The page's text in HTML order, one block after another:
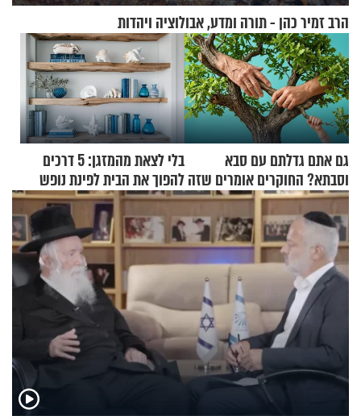
הרב זמיר כהן - תורה ומדע, אבולוציה ויהדות
גם אתם גדלתם עם סבא
וסבתא? החוקרים אומרים שזה
מתכון מנצח
בלי לצאת מהמזגן: 5 דרכים
להפוך את הבית לפינת נופש
מעוצבת